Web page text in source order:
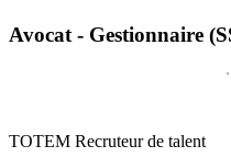
Avocat - Gestionnaire
TOTEM Recruteur de talent